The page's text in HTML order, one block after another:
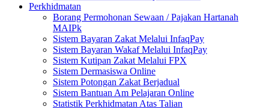
Perkhidmatan
Borang Permohonan Sewaan / Pajakan Hartanah
MAIPk
Sistem Bayaran Zakat Melalui InfaqPay
Sistem Bayaran Wakaf Melalui InfaqPay
Sistem Kutipan Zakat Melalui FPX
Sistem Dermasiswa Online
Sistem Potongan Zakat Berjadual
Sistem Bantuan Am Pelajaran Online
Statistik Perkhidmatan Atas Talian